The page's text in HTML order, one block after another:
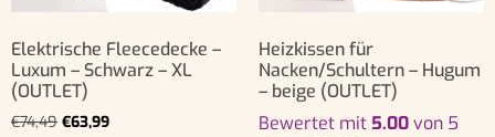
Elektrische Fleecedecke –
Luxum – Schwarz – XL
(OUTLET)
€74,49 €63,99
Heizkissen für
Nacken/Schultern – Hugum
– beige (OUTLET)
Bewertet mit 5.00von 5